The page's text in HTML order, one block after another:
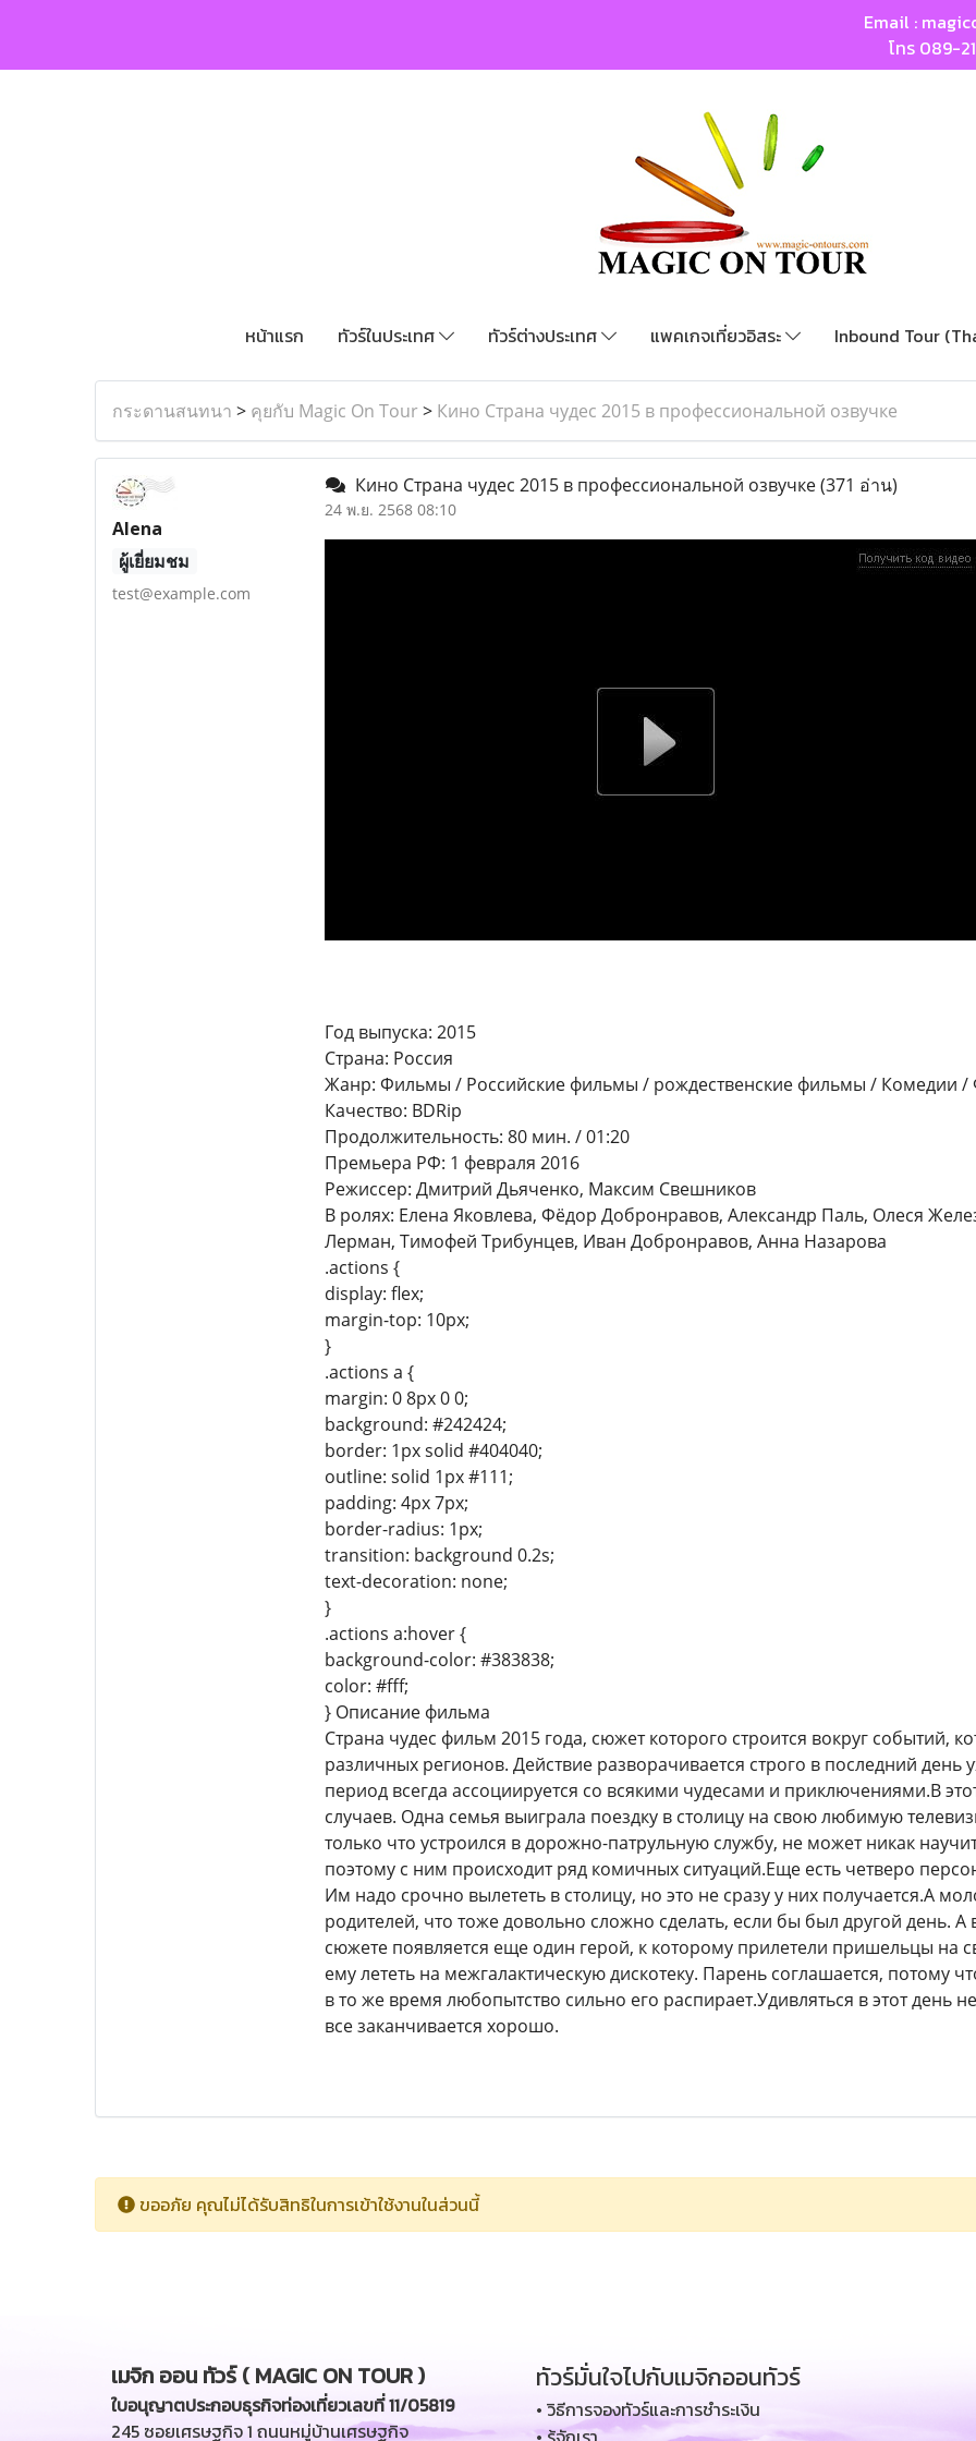
Email :
โทร 089-
หน้าแรก ทัวร์ในประเทศ ทัวร์ต่างประเทศ แพคเกจเที่ยวอิสระ Inbound Tour
กระดานสนทนา > คุยกับ Magic On Tour > Кино Страна чудес 2015 в профессиональной озвучке
Alena
ผู้เยี่ยมชม
test@example.com
Кино Страна чудес 2015 в профессиональной озвучке(371 อ่าน)
24 พ.ย. 2568 08:10
Год выпуска: 2015
Страна: Россия
Жанр: Фильмы / Российские фильмы / рождественские фильмы / Комедии /
Качество: BDRip
Продолжительность: 80 мин. / 01:20
Премьера РФ: 1 февраля 2016
Режиссер: Дмитрий Дьяченко, Максим Свешников
В ролях: Елена Яковлева, Фёдор Добронравов, Александр Паль, Олеся
Лерман, Тимофей Трибунцев, Иван Добронравов, Анна Назарова
.actions {
display: flex;
margin-top: 10px;
}
.actions a {
margin: 0 8px 0 0;
background: #242424;
border: 1px solid #404040;
outline: solid 1px #111;
padding: 4px 7px;
border-radius: 1px;
transition: background 0.2s;
text-decoration: none;
}
.actions a:hover {
background-color: #383838;
color: #fff;
} Описание фильма
Страна чудес фильм 2015 года, сюжет которого строится вокруг событий,
различных регионов. Действие разворачивается строго в последний день
период всегда ассоциируется со всякими чудесами и приключениями.В
случаев. Одна семья выиграла поездку в столицу на свою любимую
только что устроился в дорожно-патрульную службу, не может никак
поэтому с ним происходит ряд комичных ситуаций.Еще есть четверо
Им надо срочно вылететь в столицу, но это не сразу у них получается.А
родителей, что тоже довольно сложно сделать, если бы был другой день.
сюжете появляется еще один герой, к которому прилетели пришельцы на
ему лететь на межгалактическую дискотеку. Парень соглашается, потому
в то же время любопытство сильно его распирает.Удивляться в этот день
все заканчивается хорошо.
ขออภัย คุณไม่ได้รับสิทธิในการเข้าใช้งานในส่วนนี้
เมจิก ออน ทัวร์ ( MAGIC ON TOUR )
ใบอนุญาตประกอบธุรกิจท่องเที่ยวเลขที่ 11/05819
245 ซอยเศรษฐกิจ 1 ถนนหมู่บ้านเศรษฐกิจ
ทัวร์มั่นใจไปกับเมจิกออนทัวร์
• วิธีการจองทัวร์และการชำระเงิน